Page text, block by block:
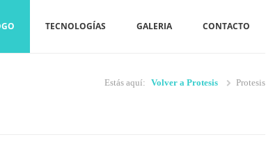
TECNOLOGÍAS GALERIA CONTACTO
Estás aquí: Volver a Protesis Protesis